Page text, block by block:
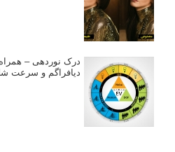
دیافراگم و سرعت